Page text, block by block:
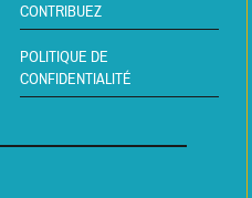
CONTRIBUEZ
POLITIQUE DE
CONFIDENTIALITÉ